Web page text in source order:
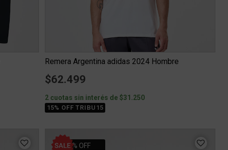
Remera Argentina adidas 2024 Hombre
$62.499
2 cuotas sin interés de $31.250
15% OFF TRIBU15
15% OFF